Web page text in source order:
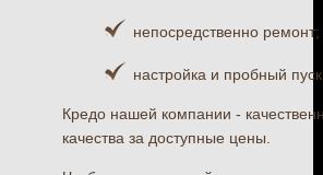
непосредственно ремонт;
настройка и пробный
Кредо нашей компании -
качества за доступные цены.